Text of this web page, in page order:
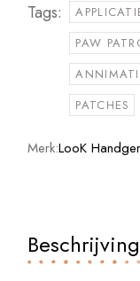
Tags:
PAW
PATCHES
Merk:LooK
Beschrijving